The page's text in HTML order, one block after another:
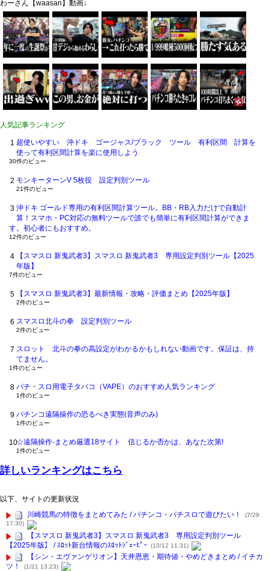
わーさん【waasan】動画↓
人気記事ランキング
超使いやすい 沖ドキ ゴージャス/ブラック ツール 有利区間 計算を
使って有利区間計算を楽に使用しよう
30件のビュー
モンキーターンV 5枚役 設定判別ツール
21件のビュー
沖ドキ ゴールド専用の有利区間計算ツール。BB・RB入力だけで自動計
算！スマホ・PC対応の無料ツールで誰でも簡単に有利区間計算ができま
す。初心者にもおすすめ。
12件のビュー
【スマスロ 新鬼武者3】スマスロ 新鬼武者3 専用設定判別ツール【2025
年版】
7件のビュー
【スマスロ 新鬼武者3】最新情報・攻略・評価まとめ【2025年版】
2件のビュー
スマスロ北斗の拳 設定判別ツール
2件のビュー
スロット 北斗の拳の高設定がわかるかもしれない動画です。保証は、持
てません。
1件のビュー
パチ・スロ用電子タバコ（VAPE）のおすすめ人気ランキング
1件のビュー
パチンコ遠隔操作の恐るべき実態(音声のみ)
1件のビュー
☆遠隔操作-まとめ厳選18サイト 信じるか否かは、あなた次第!
1件のビュー
詳しいランキングはこちら
以下、サイトの更新状況
川崎競馬の特徴をまとめてみた / パチンコ・パチスロで遊びたい！
(7/29
17:30)
【スマスロ 新鬼武者3】スマスロ 新鬼武者3 専用設定判別ツール
【2025年版】 / ｽﾛｯﾄ新台情報のｽﾛｯﾄｼﾞｪｰﾋﾟｰ (10/12 11:31)
【シン・エヴァンゲリオン】天井恩恵・期待値・やめどきまとめ / イチカ
ツ！
(1/21 13:23)